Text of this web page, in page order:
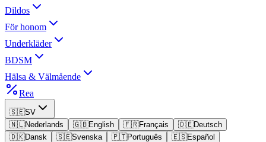
Dildos
För honom
Underkläder
BDSM
Hälsa & Välmående
Rea
🇸🇪SV
🇳🇱Nederlands 🇬🇧English 🇫🇷Français 🇩🇪Deutsch
🇩🇰Dansk 🇸🇪Svenska 🇵🇹Português 🇪🇸Español